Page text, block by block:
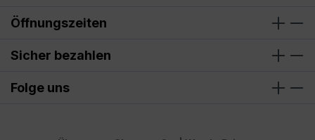
Öffnungszeiten
Sicher bezahlen
Folge uns